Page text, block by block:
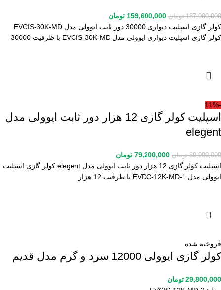
187,000,000 تومان 159,600,000 تومان
کولر گازی اسپلیت دیواری 30000 دور ثابت ایوولی مدل EVCIS-30K-MD
کولر گازی اسپلیت دیواری ایوولی مدل EVCIS-30K-MD با ظرفیت 30000
-11%
اسپلیت کولر گازی 12 هزار دور ثابت ایوولی مدل
elegent
89,000,000 تومان 79,200,000 تومان
اسپلیت کولر گازی 12 هزار دور ثابت ایوولی مدل elegent کولر گازی اسپلیت
ایوولی مدل EVDC-12K-MD-1 با ظرفیت 12 هزار
فروخته شده
کولر گازی ایوولی 12000 سرد و گرم مدل قدیم
29,800,000 تومان